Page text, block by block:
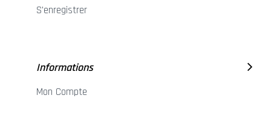
S'enregistrer
Informations
Mon Compte